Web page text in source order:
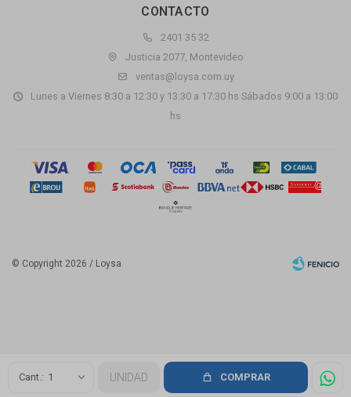
1 UNIDAD COMPRAR
CONTACTO
2401 35 32
Justicia 2077, Montevideo
ventas@loysa.com.uy
Lunes a Viernes 8:30 a 12:30 y 13:30 a 17:30 hs Sábados 9:00 a 13:00
hs
© Copyright 2026 / Loysa
Fenicio